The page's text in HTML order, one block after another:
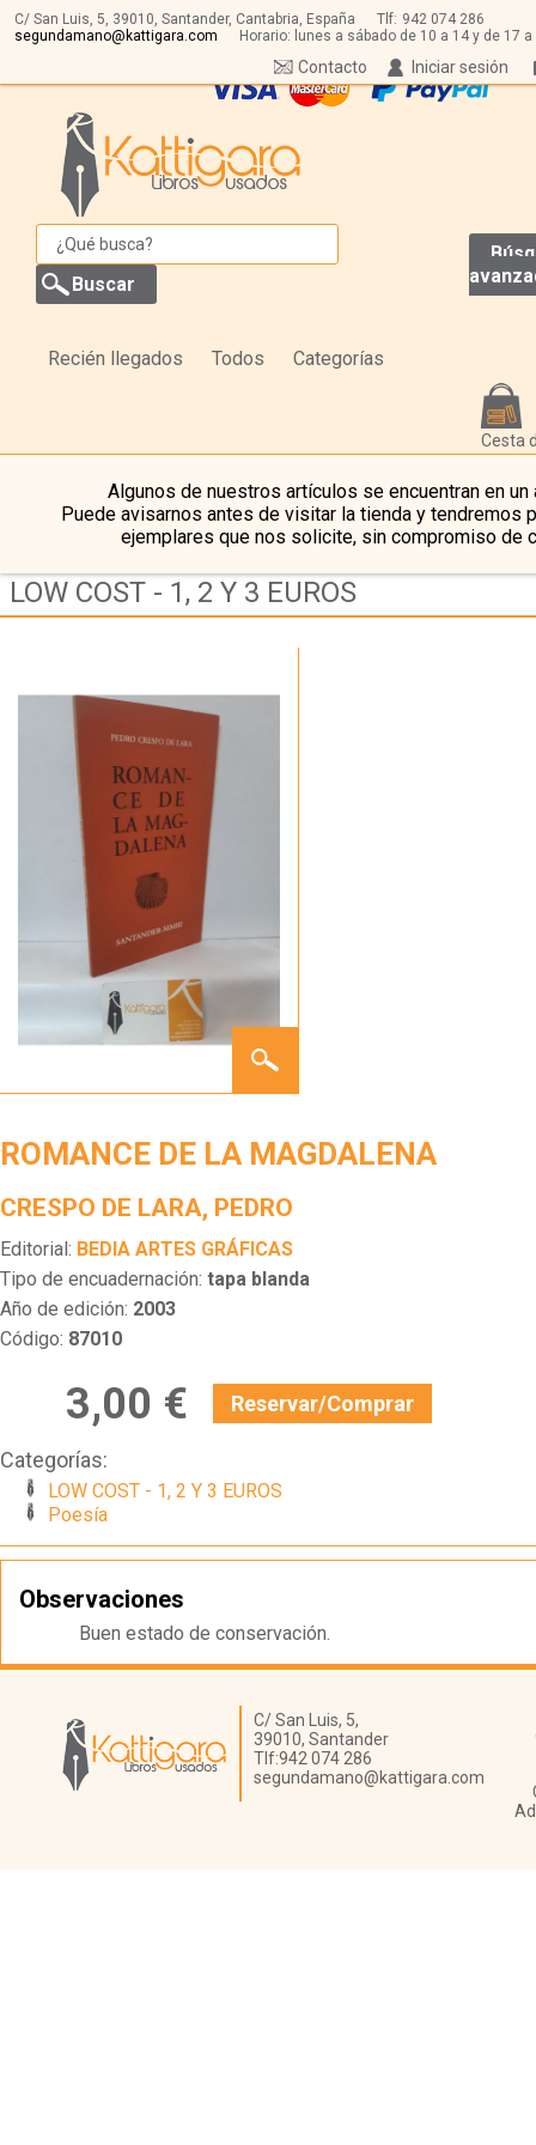
C/ San Luis, 5, 39010, Santander, Cantabria, España Tlf: 942 074 286
segundamano@kattigara.com
Horario: lunes a sábado de 10 a 14 y de 17 a
Iniciar sesión
Contacto
Recién llegados Todos Categorías
Cesta
Algunos de nuestros artículos se encuentran en un
Puede avisarnos antes de visitar la tienda y tendremos
ejemplares que nos solicite, sin compromiso de
LOW COST - 1, 2 Y 3 EUROS
DE LA
ROMANCE DE LA MAGDALENA
CRESPO DE LARA, PEDRO
Editorial: BEDIA ARTES GRÁFICAS
Tipo de encuadernación: tapa blanda
Año de edición: 2003
Código: 87010
3,00 € Reservar/Comprar
Categorías:
LOW COST - 1, 2 Y 3 EUROS
Poesía
Observaciones
Buen estado de conservación.
Librería Kattigara
C/ San Luis, 5,
39010, Santander
Tlf:942 074 286
segundamano@kattigara.com